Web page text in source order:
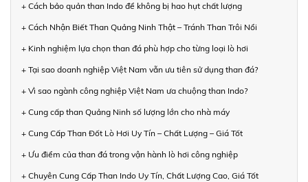
+ Cách bảo quản than Indo để không bị hao hụt chất lượng
+ Cách Nhận Biết Than Quảng Ninh Thật – Tránh Than Trôi Nổi
+ Kinh nghiệm lựa chọn than đá phù hợp cho từng loại lò hơi
+ Tại sao doanh nghiệp Việt Nam vẫn ưu tiên sử dụng than đá?
+ Vì sao ngành công nghiệp Việt Nam ưa chuộng than Indo?
+ Cung cấp than Quảng Ninh số lượng lớn cho nhà máy
+ Cung Cấp Than Đốt Lò Hơi Uy Tín – Chất Lượng – Giá Tốt
+ Ưu điểm của than đá trong vận hành lò hơi công nghiệp
+ Chuyên Cung Cấp Than Indo Uy Tín, Chất Lượng Cao, Giá Tốt